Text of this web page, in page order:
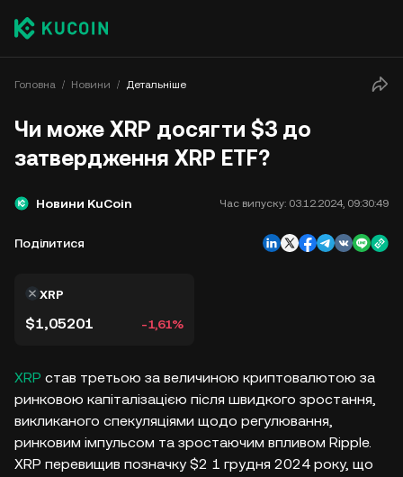
Головна Новини Детальніше
Чи може XRP досягти $3 до
затвердження XRP ETF?
Новини KuCoin Час випуску: 03.12.2024, 09:30:49
Поділитися
XRP
$1,05201 -1,61%
XRP став третьою за величиною криптовалютою за
ринковою капіталізацією після швидкого зростання,
викликаного спекуляціями щодо регулювання,
ринковим імпульсом та зростаючим впливом Ripple.
XRP перевищив позначку $2 1 грудня 2024 року, що